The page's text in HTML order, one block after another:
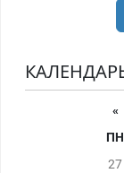
«
ПН
27